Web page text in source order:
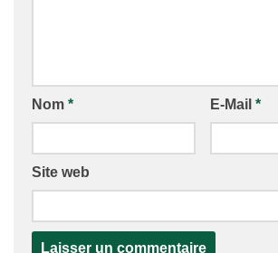
Nom * E-Mail *
Site web